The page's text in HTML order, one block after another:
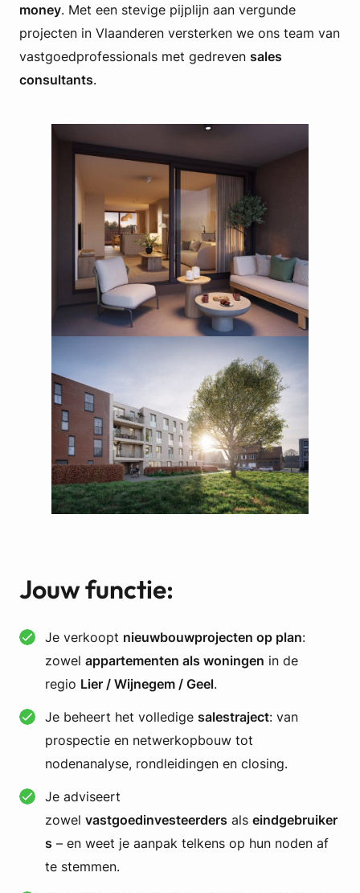
money. Met een stevige pijplijn aan vergunde
projecten in Vlaanderen versterken we ons team van
vastgoedprofessionals met gedreven sales
consultants.
Jouw functie:
Je verkoopt nieuwbouwprojecten op plan:
zowel appartementen als woningen in de
regio Lier / Wijnegem / Geel.
Je beheert het volledige salestraject: van
prospectie en netwerkopbouw tot
nodenanalyse, rondleidingen en closing.
Je adviseert
zowel vastgoedinvesteerders als eindgebruiker
s – en weet je aanpak telkens op hun noden af
te stemmen.